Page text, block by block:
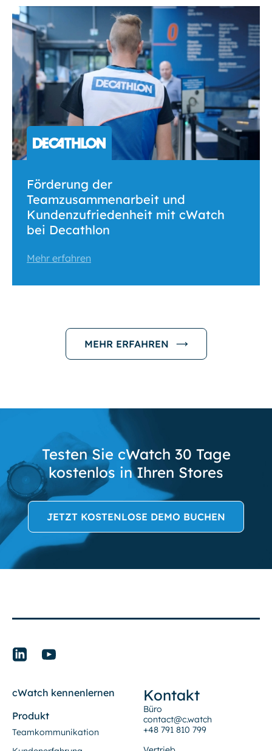
Förderung der
Teamzusammenarbeit und
Kundenzufriedenheit mit cWatch
bei Decathlon
Mehr erfahren
MEHR ERFAHREN
Testen Sie cWatch 30 Tage
kostenlos in Ihren Stores
JETZT KOSTENLOSE DEMO BUCHEN
cWatch kennenlernen
Produkt
Teamkommunikation
Kontakt
Büro
contact@c.watch
+48 791 810 799